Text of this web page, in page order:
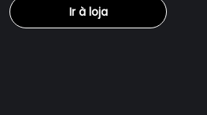
Ir à loja